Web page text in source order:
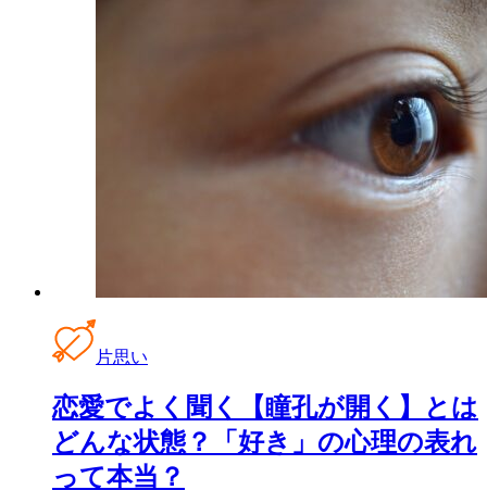
片思い
恋愛でよく聞く【瞳孔が開く】とは
どんな状態？「好き」の心理の表れ
って本当？